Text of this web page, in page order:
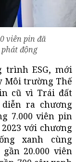
viên pin đã
động
trình ESG, mới
Môi trường Thế
cũ vì Trái đất
ra chương
7.000 viên pin
với chương
xanh cùng
20.000 viên